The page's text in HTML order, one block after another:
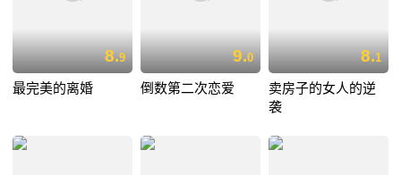
8.9
最完美的离婚
9.0
倒数第二次恋爱
8.1
卖房子的女人的逆
袭